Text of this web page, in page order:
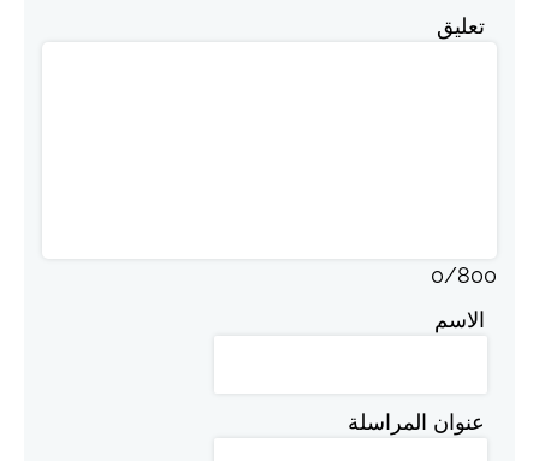
تعليق
0/800
الاسم
عنوان المراسلة